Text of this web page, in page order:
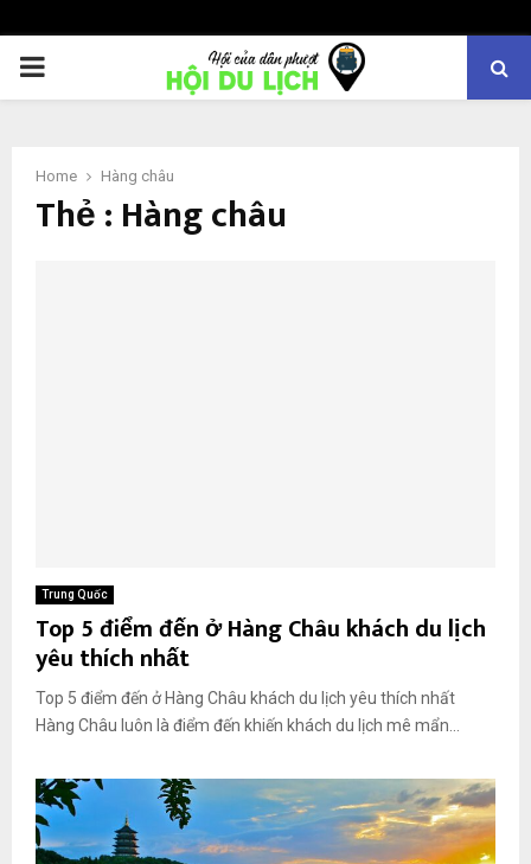
PRIMARY
Home Hàng châu
Thẻ : Hàng châu
Trung Quốc
Top 5 điểm đến ở Hàng Châu khách du lịch
yêu thích nhất
Top 5 điểm đến ở Hàng Châu khách du lịch yêu thích nhất
Hàng Châu luôn là điểm đến khiến khách du lịch mê mẩn...